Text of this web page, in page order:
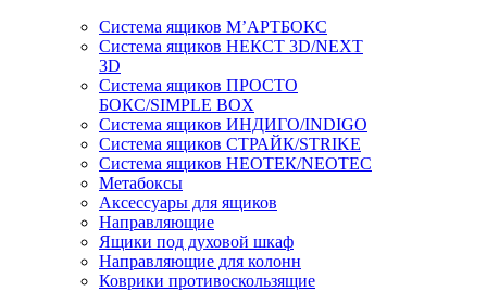
Система ящиков М’АРТБОКС
Система ящиков НЕКСТ 3D/NEXT
3D
Система ящиков ПРОСТО
БОКС/SIMPLE BOX
Система ящиков ИНДИГО/INDIGO
Система ящиков СТРАЙК/STRIKE
Система ящиков НЕОТЕК/NEOTEC
Метабоксы
Аксессуары для ящиков
Направляющие
Ящики под духовой шкаф
Направляющие для колонн
Коврики противоскользящие